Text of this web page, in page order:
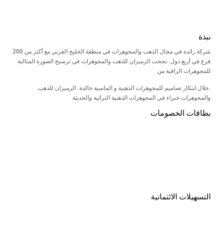
نبذة
شركة رائدة في مجال الذهب والمجوهرات في منطقة الخليج العربي مع أكثر من 200
فرع في أربع دول. نجحت الرميزان للذهب والمجوهرات في ترسيخ الصورة المثالية
للمجوهرات الراقية من
.خلال ابتكار تصاميم للمجوهرات الذهبية و الماسية خالدة. الرميزان للذهب
والمجوهرات خبراء في المجوهرات الذهبية التراثية والحديثة
بطاقات الخصومات
التسهيلات الائتمانية